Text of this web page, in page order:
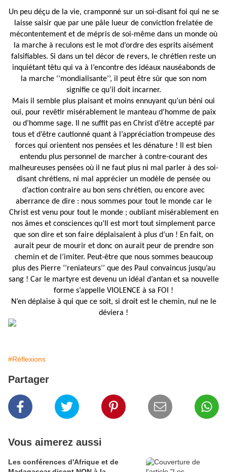
Un peu déçu de la vie, cramponné sur un soi-disant foi qui ne se
laisse saisir que par une pâle lueur de conviction frelatée de
mécontentement et de mépris de soi-même dans un monde où
la marche à reculons est le mot d’ordre des esprits aisément
falsifiables. Si dans un tel décor de revers, le chrétien reste un
inquiétant têtu qui va à l’encontre des idéaux nauséabonds de
la marche ‘‘mondialisante’’, il peut être sûr que son nom
signifie ce qu’il doit incarner.
Mais il semble plus plaisant et moins ennuyant qu’un béni oui
oui, pour revêtir misérablement le manteau d’homme de paix
ou d’homme sage. Il ne suffit pas en Christ d’être accepté par
tous et d’être cautionné quant à l’appréciation trompeuse des
forces qui orientent nos pensées et les dénature ! Il est bien
entendu plus personnel de marcher à contre-courant des
malheureuses pensées où il ne faut plus ni mal parler à des soi-
disant chrétiens, ni mal apprécier un modèle de pensée ou
d’action contraire au bon sens chrétien, ou encore avec
aberrance de dire : nous sommes pour tout le monde car le
Christ est venu pour tout le monde ; oubliant misérablement en
nos âmes et consciences qu’Il est mort tout simplement parce
que son dire et son faire déplaisaient à plus d’un ! En fait, on
aurait peur de mourir et donc on aurait peur de prendre son
chemin et de l’imiter. Peut-être que nous sommes beaucoup
plus des Pierre ‘‘reniateurs’’ que des Paul convaincus jusqu’au
sang ! Car le martyre est devenu un idéal d’antan et sa nouvelle
forme s’appelle VIOLENCE à sa FOI !
N’en déplaise à qui que ce soit, si droit est le chemin, nul ne le
déviera !
#Réflexions
Partager
Vous aimerez aussi
Les conférences d'Afrique et de